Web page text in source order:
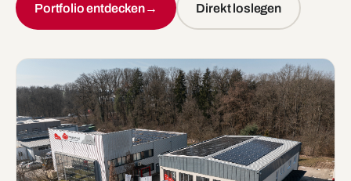
Portfolio entdecken→ Direkt loslegen